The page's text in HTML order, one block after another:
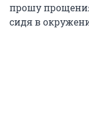
прошу
сидя в